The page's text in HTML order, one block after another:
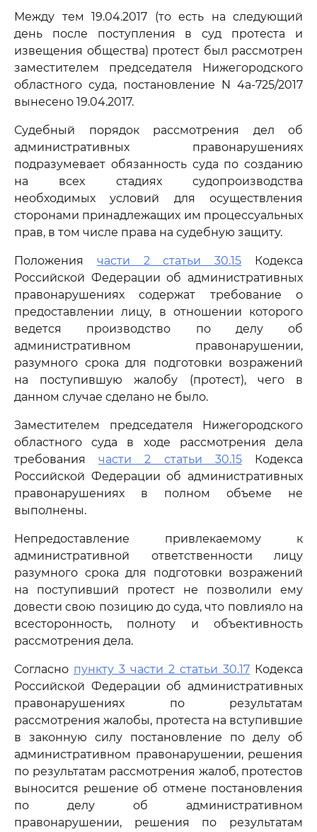
Между тем 19.04.2017 (то есть на следующий
день после поступления в суд протеста и
извещения общества) протест был рассмотрен
заместителем председателя Нижегородского
областного суда, постановление N 4а-725/2017
вынесено 19.04.2017.
Судебный порядок рассмотрения дел об
административных правонарушениях
подразумевает обязанность суда по созданию
на всех стадиях судопроизводства
необходимых условий для осуществления
сторонами принадлежащих им процессуальных
прав, в том числе права на судебную защиту.
Положения части 2 статьи 30.15 Кодекса
Российской Федерации об административных
правонарушениях содержат требование о
предоставлении лицу, в отношении которого
ведется производство по делу об
административном правонарушении,
разумного срока для подготовки возражений
на поступившую жалобу (протест), чего в
данном случае сделано не было.
Заместителем председателя Нижегородского
областного суда в ходе рассмотрения дела
требованиячасти 2 статьи 30.15Кодекса
Российской Федерации об административных
правонарушениях в полном объеме не
выполнены.
Непредоставление привлекаемому к
административной ответственности лицу
разумного срока для подготовки возражений
на поступивший протест не позволили ему
довести свою позицию до суда, что повлияло на
всесторонность, полноту и объективность
рассмотрения дела.
Согласно пункту 3 части 2 статьи 30.17 Кодекса
Российской Федерации об административных
правонарушениях по результатам
рассмотрения жалобы, протеста на вступившие
в законную силу постановление по делу об
административном правонарушении, решения
по результатам рассмотрения жалоб, протестов
выносится решение об отмене постановления
по делу об административном
правонарушении, решения по результатам